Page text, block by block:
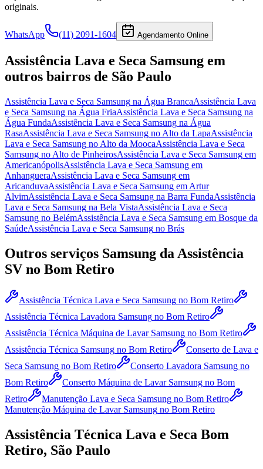
originais.
WhatsApp (11) 2091-1604 Agendamento Online
Assistência Lava e Seca Samsung em
outros bairros de São Paulo
Assistência Lava e Seca Samsung na Água BrancaAssistência Lava
e Seca Samsung na Água FriaAssistência Lava e Seca Samsung na
Água FundaAssistência Lava e Seca Samsung na Água
RasaAssistência Lava e Seca Samsung no Alto da LapaAssistência
Lava e Seca Samsung no Alto da MoocaAssistência Lava e Seca
Samsung no Alto de PinheirosAssistência Lava e Seca Samsung em
AmericanópolisAssistência Lava e Seca Samsung em
AnhangueraAssistência Lava e Seca Samsung em
AricanduvaAssistência Lava e Seca Samsung em Artur
AlvimAssistência Lava e Seca Samsung na Barra FundaAssistência
Lava e Seca Samsung na Bela VistaAssistência Lava e Seca
Samsung no BelémAssistência Lava e Seca Samsung em Bosque da
SaúdeAssistência Lava e Seca Samsung no Brás
Outros serviços Samsung da Assistência
SV no Bom Retiro
Assistência Técnica Lava e Seca Samsung no Bom Retiro
Assistência Técnica Lavadora Samsung no Bom Retiro
Assistência Técnica Máquina de Lavar Samsung no Bom Retiro
Assistência Técnica Samsung no Bom Retiro
Conserto de Lava e
Seca Samsung no Bom Retiro Conserto Lavadora Samsung no
Bom Retiro
Conserto Máquina de Lavar Samsung no Bom
Retiro
Manutenção Lava e Seca Samsung no Bom Retiro
Manutenção Máquina de Lavar Samsung no Bom Retiro
Assistência Técnica Lava e Seca Bom
Retiro, São Paulo